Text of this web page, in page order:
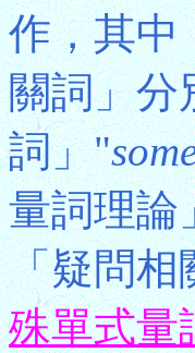
作，其中
關詞」分
詞」"
量詞理論
「疑問相
殊單式量